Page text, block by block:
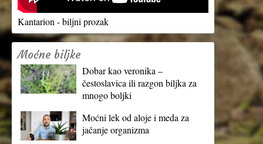
Kantarion - biljni prozak
Moćne biljke
Dobar kao veronika –
čestoslavica ili razgon biljka za
mnogo boljki
Moćni lek od aloje i meda za
jačanje organizma